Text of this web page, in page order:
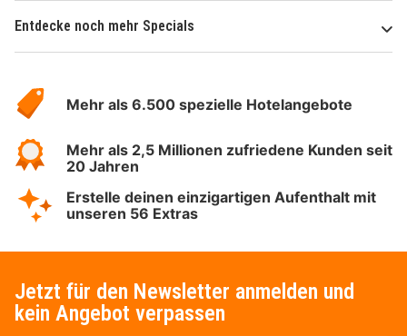
Entdecke noch mehr Specials
Hotelspecials
Mehr als 6.500 spezielle Hotelangebote
Mehr als 2,5 Millionen zufriedene Kunden seit
20 Jahren
Erstelle deinen einzigartigen Aufenthalt mit
unseren 56 Extras
Jetzt für den Newsletter anmelden und
kein Angebot verpassen